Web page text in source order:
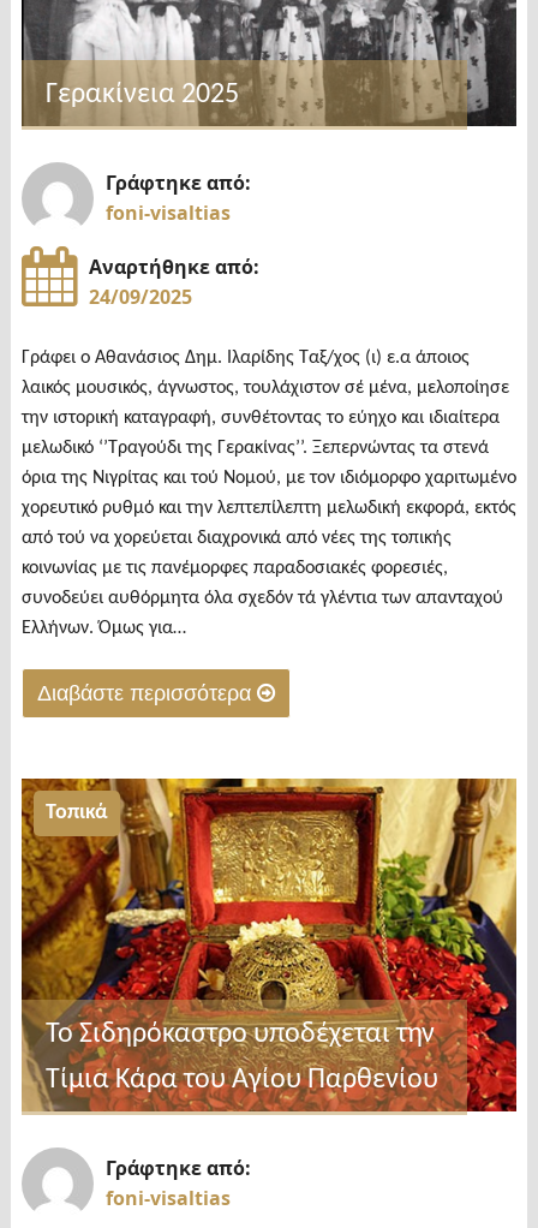
καταλάβει
ότι
οποιαδήποτε
συζήτηση
θα
βασίζεται
Διεθνές
Δίκαιο"
Γερακίνεια 2025
Γράφτηκε από:
foni-visaltias
Αναρτήθηκε από:
24/09/2025
Γράφει ο Αθανάσιος Δημ. Ιλαρίδης Ταξ/χος (ι) ε.α άποιος
λαικός μουσικός, άγνωστος, τουλάχιστον σέ μένα, μελοποίησε
την ιστορική καταγραφή, συνθέτοντας το εύηχο και ιδιαίτερα
μελωδικό ‘’Τραγούδι της Γερακίνας’’. Ξεπερνώντας τα στενά
όρια της Νιγρίτας και τού Νομού, με τον ιδιόμορφο χαριτωμένο
χορευτικό ρυθμό και την λεπτεπίλεπτη μελωδική εκφορά, εκτός
από τού να χορεύεται διαχρονικά από νέες της τοπικής
κοινωνίας με τις πανέμορφες παραδοσιακές φορεσιές,
συνοδεύει αυθόρμητα όλα σχεδόν τά γλέντια των απανταχού
Ελλήνων. Όμως για…
Διαβάστε περισσότερα
Τοπικά
Το Σιδηρόκαστρο υποδέχεται την
Τίμια Κάρα του Αγίου Παρθενίου
Γράφτηκε από:
foni-visaltias